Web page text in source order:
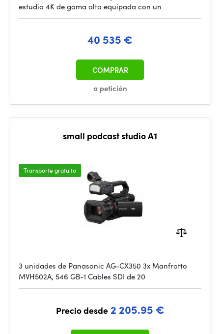
estudio 4K de gama alta equipada con un
40 535 €
a petición
COMPRAR
small podcast studio A1
Transporte gratuito
3 unidades de Panasonic AG-CX350 3x Manfrotto
MVH502A, 546 GB-1 Cables SDI de 20
Precio desde2 205.95 €